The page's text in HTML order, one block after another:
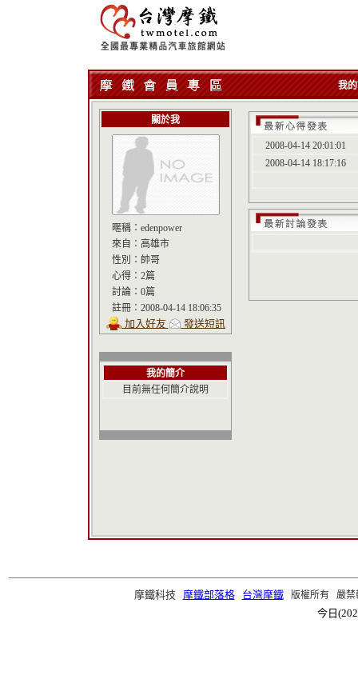
我
關於我
暱稱： edenpower
來自： 高雄市
性別： 帥哥
心得： 2篇
討論： 0篇
註冊： 2008-04-14 18:06:35
加入好友 發送短訊
我的簡介
目前無任何簡介說明
2008-04-14 20:01:01
2008-04-14 18:17:16
摩鐵科技 摩鐵部落格 台灣摩鐵版權所有 嚴禁
今日